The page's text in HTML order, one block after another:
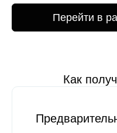
Перейти в
Как